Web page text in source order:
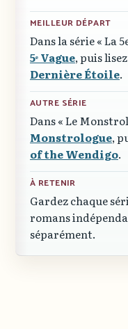
MEILLEUR DÉPART
Dans la série« La
5ᵉ Vague, puis lisez
Dernière Étoile.
AUTRE SÉRIE
Dans« Le
Monstrologue,
of the Wendigo.
À RETENIR
Gardez chaque
romans
séparément.